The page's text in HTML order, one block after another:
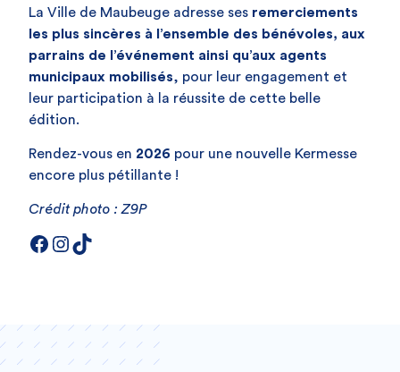
La Ville de Maubeuge adresse ses remerciements
les plus sincères à l’ensemble des bénévoles, aux
parrains de l’événement ainsi qu’aux agents
municipaux mobilisés, pour leur engagement et
leur participation à la réussite de cette belle
édition.
Rendez-vous en 2026 pour une nouvelle Kermesse
encore plus pétillante !
Crédit photo : Z9P